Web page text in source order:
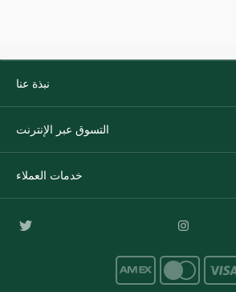
نبذة عنا
التسوق عبر الإنترنت
خدمات العملاء